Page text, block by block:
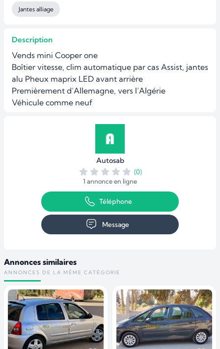
Jantes alliage
Description
Vends mini Cooper one
Boîtier vitesse, clim automatique par cas Assist, jantes
alu Pheux maprix LED avant arrière
Premièrement d’Allemagne, vers l’Algérie
Véhicule comme neuf
Autosab
(0)
1 annonce en ligne
Téléphone
Message
Annonces similaires
ANNONCES DE LA MÊME CATÉGORIE